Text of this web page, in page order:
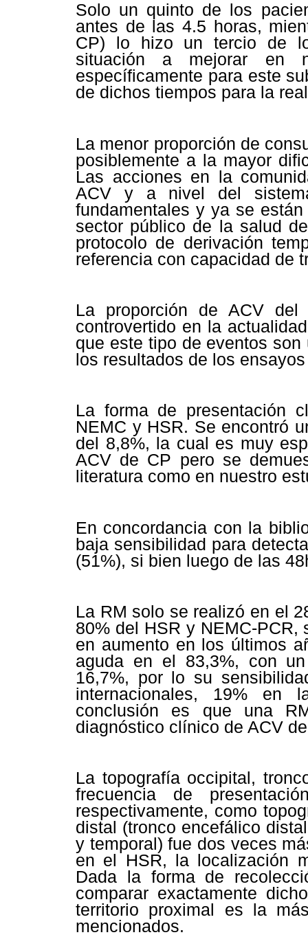
Solo un quinto de los
antes de las 4.5 horas,
CP) lo hizo un tercio de
situación a mejorar en
específicamente para este
de dichos tiempos para la
La menor proporción de
posiblemente a la mayor
Las acciones en la
ACV y a nivel del
fundamentales y ya se
sector público de la salud
protocolo de derivación
referencia con capacidad de
La proporción de ACV
controvertido en la
que este tipo de eventos
los resultados de los
La forma de presentación
NEMC y HSR. Se encontró
del 8,8%, la cual es muy
ACV de CP pero se
literatura como en nuestro
En concordancia con la
baja sensibilidad para
(51%), si bien luego de las
La RM solo se realizó en el
80% del HSR y NEMC-
en aumento en los últimos
aguda en el 83,3%, con
16,7%, por lo su
internacionales, 19% en
conclusión es que una
diagnóstico clínico de ACV
La topografía occipital,
frecuencia de
respectivamente, como
distal (tronco encefálico
y temporal) fue dos veces
en el HSR, la localización
Dada la forma de
comparar exactamente
territorio proximal es la
mencionados.